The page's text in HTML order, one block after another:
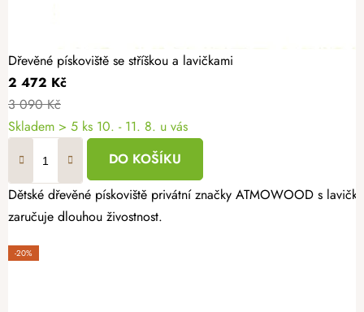
Dřevěné pískoviště se stříškou a lavičkami
2 472 Kč
3 090 Kč
Skladem > 5 ks 10. - 11. 8. u vás
DO KOŠÍKU
Dětské dřevěné pískoviště privátní značky ATMOWOOD s
zaručuje dlouhou živostnost.
-20%